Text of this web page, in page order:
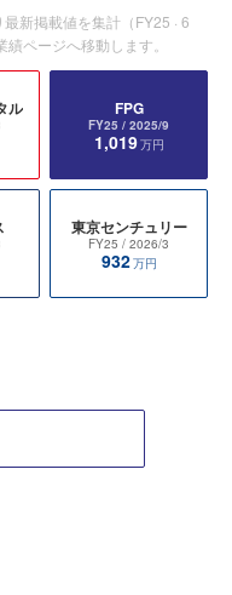
新掲載値を集計（FY25 · 6
ページへ移動します。
ル FPG
FY25 / 2025/9
1,019万円
東京センチュリー
FY25 / 2026/3
932万円